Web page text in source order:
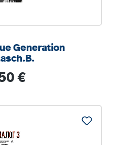
Generation
Preis:
€